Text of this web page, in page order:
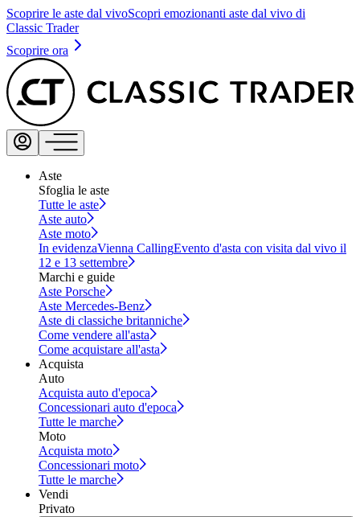
Scoprire le aste dal vivoScopri emozionanti aste dal vivo di
Classic Trader
Scoprire ora
Aste
Sfoglia le aste
Tutte le aste
Aste auto
Aste moto
In evidenzaVienna CallingEvento d'asta con visita dal vivo il
12 e 13 settembre
Marchi e guide
Aste Porsche
Aste Mercedes-Benz
Aste di classiche britanniche
Come vendere all'asta
Come acquistare all'asta
Acquista
Auto
Acquista auto d'epoca
Concessionari auto d'epoca
Tutte le marche
Moto
Acquista moto
Concessionari moto
Tutte le marche
Vendi
Privato